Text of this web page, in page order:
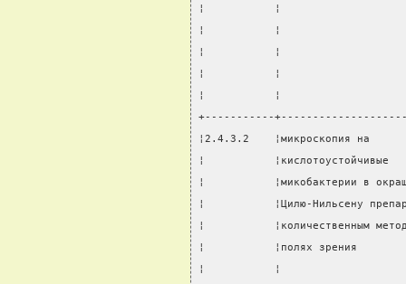
¦           ¦
¦           ¦
¦           ¦
¦           ¦
¦           ¦
+-----------
¦2.4.3.2    ¦микроскопия
¦
¦           ¦микобактерии в
¦           ¦Цилю-Нильсену
¦           ¦количественным
¦           ¦полях зрения
¦           ¦